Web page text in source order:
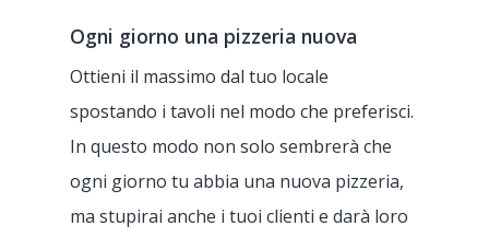
Ogni giorno una pizzeria nuova
Ottieni il massimo dal tuo locale
spostando i tavoli nel modo che preferisci.
In questo modo non solo sembrerà che
ogni giorno tu abbia una nuova pizzeria,
ma stupirai anche i tuoi clienti e darà loro